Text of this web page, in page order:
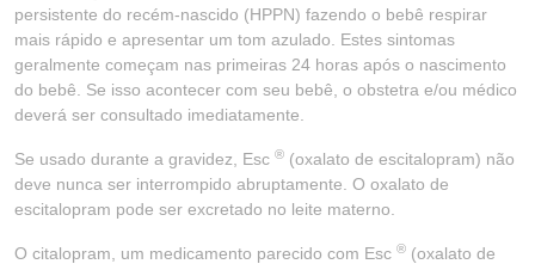
persistente do recém-nascido (HPPN) fazendo o bebê respirar
mais rápido e apresentar um tom azulado. Estes sintomas
geralmente começam nas primeiras 24 horas após o nascimento
do bebê. Se isso acontecer com seu bebê, o obstetra e/ou médico
deverá ser consultado imediatamente.
Se usado durante a gravidez, Esc ® (oxalato de escitalopram) não
deve nunca ser interrompido abruptamente. O oxalato de
escitalopram pode ser excretado no leite materno.
O citalopram, um medicamento parecido com Esc ® (oxalato de